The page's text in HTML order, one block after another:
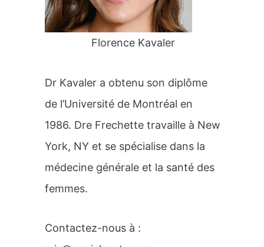
:
Florence Kavaler
Dr Kavaler a obtenu son diplôme
de l’Université de Montréal en
1986. Dre Frechette travaille à New
York, NY et se spécialise dans la
médecine générale et la santé des
femmes.
Contactez-nous à :